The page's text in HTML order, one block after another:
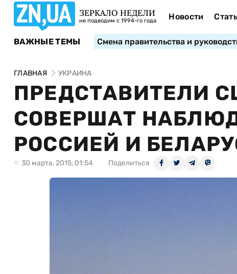
ЗЕРКАЛО НЕДЕЛИ
не подводим с 1994-го года Новости
ВАЖНЫЕ ТЕМЫ Смена правительства и
ГЛАВНАЯ УКРАИНА
ПРЕДСТАВИТЕЛИ
СОВЕРШАТ
РОССИЕЙ И
30 марта, 2015, 01:54 Поделиться